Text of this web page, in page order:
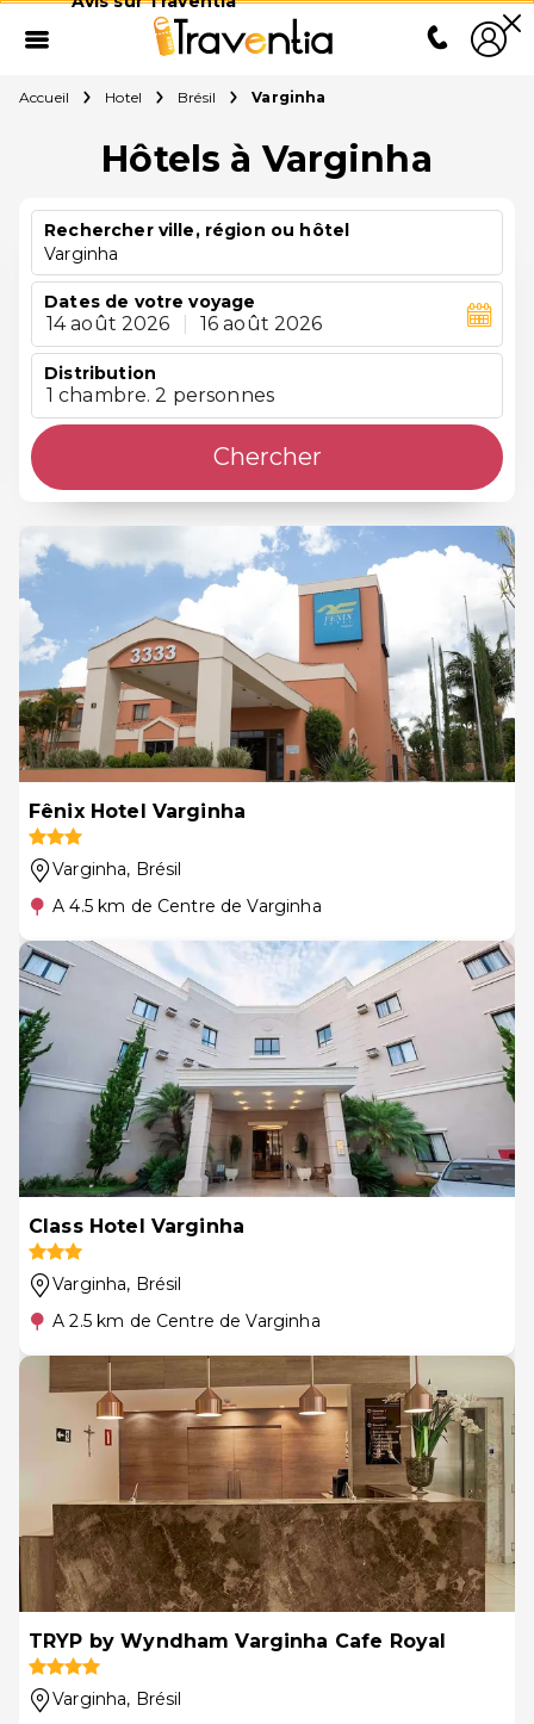
Accueil Hotel Brésil Varginha
Hôtels à Varginha
Rechercher ville, région ou hôtel
Varginha
Dates de votre voyage
14 août 2026 16 août 2026
Distribution
1 chambre. 2 personnes
Chercher
Fênix Hotel Varginha
Varginha, Brésil
A 4.5 km de Centre de Varginha
Class Hotel Varginha
Varginha, Brésil
A 2.5 km de Centre de Varginha
TRYP by Wyndham Varginha Cafe Royal
Varginha, Brésil